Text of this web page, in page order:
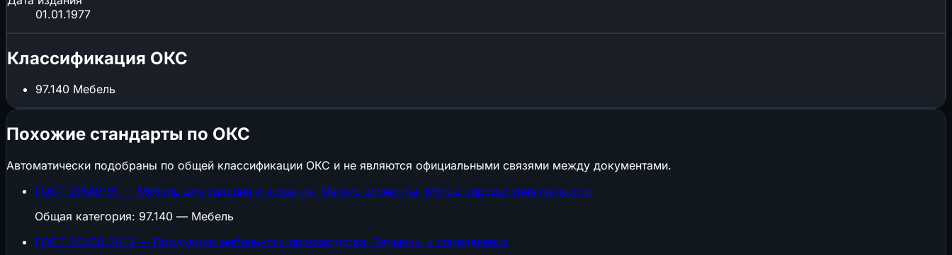
01.01.1977
Классификация ОКС
97.140 Мебель
Похожие стандарты по ОКС
Автоматически подобраны по общей классификации ОКС и не являются официальными связями между документами.
ГОСТ 21640-91 — Мебель для сидения и лежания. Мягкие элементы. Метод определения мягкости
Общая категория: 97.140 — Мебель
ГОСТ 20400-2013 — Продукция мебельного производства. Термины и определения